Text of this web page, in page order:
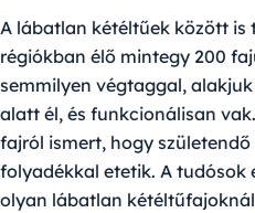
A lábatlan kétéltűek között is
régiókban élő mintegy 200
semmilyen végtaggal,
alatt él, és funkcionálisan
fajról ismert, hogy
folyadékkal etetik. A tudósok
olyan lábatlan